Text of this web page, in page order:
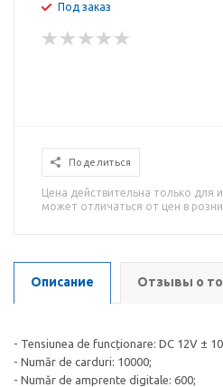
Под заказ
Поделиться
Цена действительна только для
может отличаться от цен в
Описание Отзывы о
- Tensiunea de funcționare: DC 12V ±
- Număr de carduri: 10000;
- Număr de amprente digitale: 600;